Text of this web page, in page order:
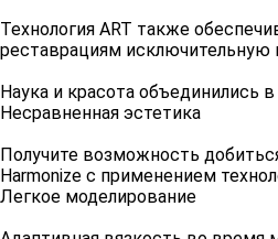
Технология ART также
реставрациям исключительную
Наука и красота объединились
Несравненная эстетика
Получите возможность
Harmonize с применением
Легкое моделирование